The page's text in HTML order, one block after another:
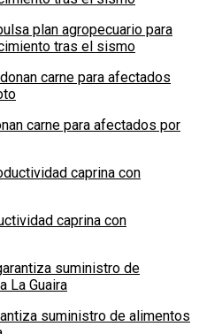
plan agropecuario para
tras el sismo
carne para afectados por
caprina con
suministro de alimentos